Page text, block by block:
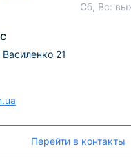
Сб, Вс:
21
Перейти в контакты